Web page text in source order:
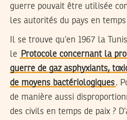
guerre pouvait être utilisée
les autorités du pays en temps
Il se trouve qu’en 1967 la
le
Protocole concernant la
guerre de gaz asphyxiants,
de moyens bactériologiques.
de manière aussi
des civils en temps de paix ?